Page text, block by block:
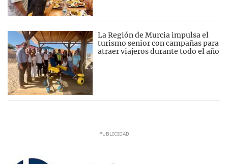
La Región de Murcia impulsa el
turismo senior con campañas para
atraer viajeros durante todo el año